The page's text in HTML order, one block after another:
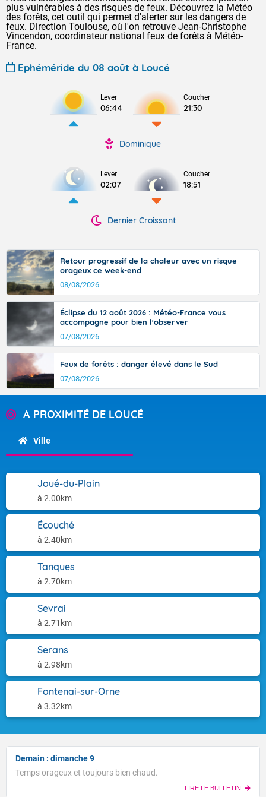
plus vulnérables à des risques de feux. Découvrez la Météo
des forêts, cet outil qui permet d'alerter sur les dangers de
feux. Direction Toulouse, où l'on retrouve Jean-Christophe
Vincendon, coordinateur national feux de forêts à Météo-
France.
Ephéméride du 08 août à Loucé
Lever
06:44
Coucher
21:30
Dominique
Lever
02:07
Coucher
18:51
Dernier Croissant
Retour progressif de la chaleur avec un risque
orageux ce week-end
08/08/2026
Éclipse du 12 août 2026 : Météo-France vous
accompagne pour bien l'observer
07/08/2026
Feux de forêts : danger élevé dans le Sud
07/08/2026
A PROXIMITÉ DE LOUCÉ
Ville
Joué-du-Plain
à 2.00km
Écouché
à 2.40km
Tanques
à 2.70km
Sevrai
à 2.71km
Serans
à 2.98km
Fontenai-sur-Orne
à 3.32km
Demain : dimanche 9
Temps orageux et toujours bien chaud.
LIRE LE BULLETIN